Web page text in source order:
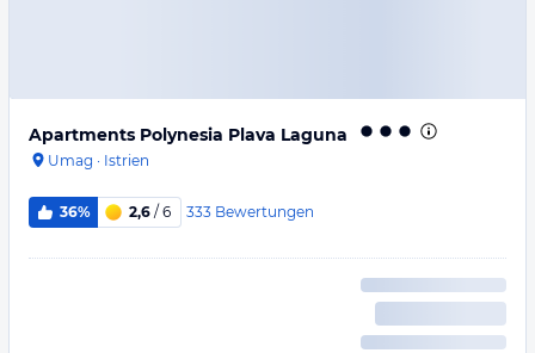
Apartments Polynesia Plava Laguna
Umag · Istrien
36% 2,6 / 6 333 Bewertungen